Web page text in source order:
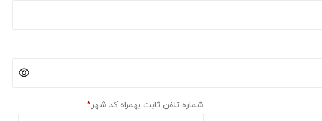
شماره تلفن ثابت بهمراه کد شهر*